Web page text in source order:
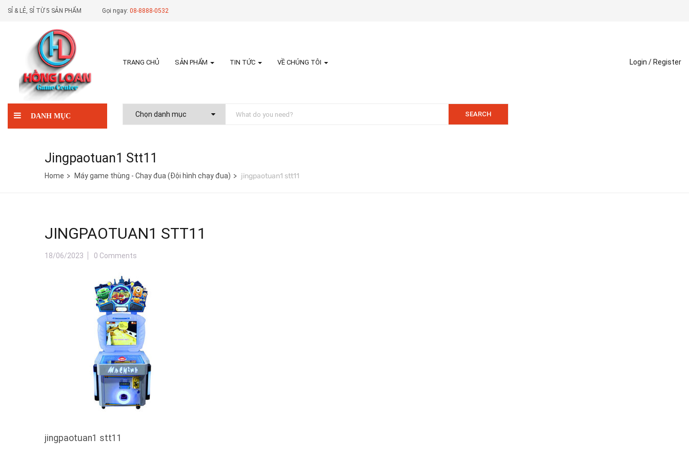
SỈ & LẺ, SỈ TỪ 5 SẢN PHẨM Gọi ngay: 08-8888-0532
TRANG CHỦ SẢN PHẨM TIN TỨC VỀ CHÚNG TÔI Login / Register
DANH MỤC SEARCH
Jingpaotuan1 Stt11
Home Máy game thùng - Chạy đua (Đội hình chạy đua) jingpaotuan1 stt11
JINGPAOTUAN1 STT11
18/06/2023 0 Comments
jingpaotuan1 stt11